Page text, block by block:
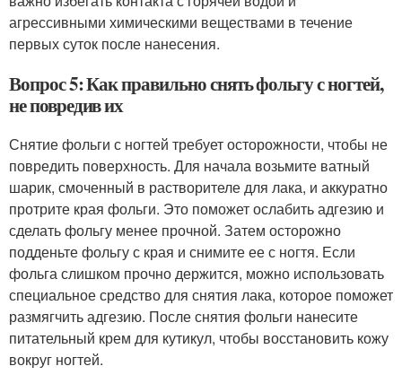
агрессивными химическими веществами в течение
первых суток после нанесения.
Вопрос 5: Как правильно снять фольгу с ногтей,
не повредив их
Снятие фольги с ногтей требует осторожности, чтобы не
повредить поверхность. Для начала возьмите ватный
шарик, смоченный в растворителе для лака, и аккуратно
протрите края фольги. Это поможет ослабить адгезию и
сделать фольгу менее прочной. Затем осторожно
подденьте фольгу с края и снимите ее с ногтя. Если
фольга слишком прочно держится, можно использовать
специальное средство для снятия лака, которое поможет
размягчить адгезию. После снятия фольги нанесите
питательный крем для кутикул, чтобы восстановить кожу
вокруг ногтей.